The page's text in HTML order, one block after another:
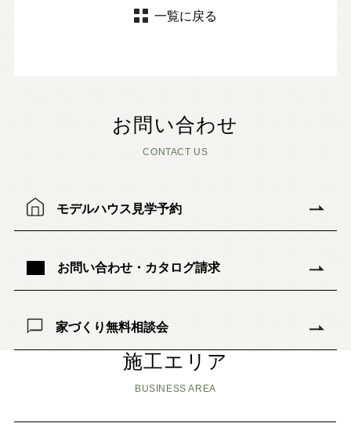
一覧に戻る
お問い合わせ
CONTACT US
モデルハウス見学予約
お問い合わせ・カタログ請求
家づくり無料相談会
施工エリア
BUSINESS AREA